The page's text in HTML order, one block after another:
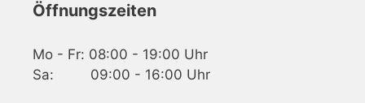
Öffnungszeiten
Mo - Fr: 08:00 - 19:00 Uhr
Sa: 09:00 - 16:00 Uhr